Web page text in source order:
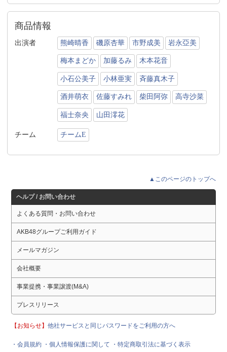
商品情報
出演者 熊崎晴香 磯原杏華 市野成美 岩永亞美
梅本まどか 加藤るみ 木本花音
小石公美子 小林亜実 斉藤真木子
酒井萌衣 佐藤すみれ 柴田阿弥 高寺沙菜
福士奈央 山田澪花
チーム チームE
▲このページのトップへ
ヘルプ / お問い合わせ
よくある質問・お問い合わせ
AKB48グループご利用ガイド
メールマガジン
会社概要
事業提携・事業譲渡(M&A)
プレスリリース
【お知らせ】他社サービスと同じパスワードをご利用の方へ
・会員規約 ・個人情報保護に関して ・特定商取引法に基づく表示